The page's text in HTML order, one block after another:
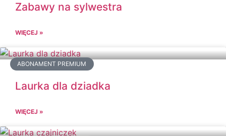
Zabawy na sylwestra
WIĘCEJ »
ABONAMENT PREMIUM
Laurka dla dziadka
WIĘCEJ »